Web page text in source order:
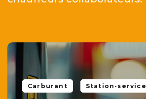
Carburant Station-service